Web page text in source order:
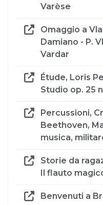
Varèse
Omaggio a
Damiano - P.
Vardar
Étude, Loris
Studio op. 25
Percussioni,
Beethoven,
musica,
Storie da
Il flauto
Benvenuti a